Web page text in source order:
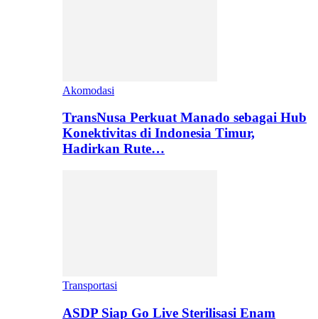
Akomodasi
TransNusa Perkuat Manado sebagai Hub
Konektivitas di Indonesia Timur,
Hadirkan Rute…
Transportasi
ASDP Siap Go Live Sterilisasi Enam